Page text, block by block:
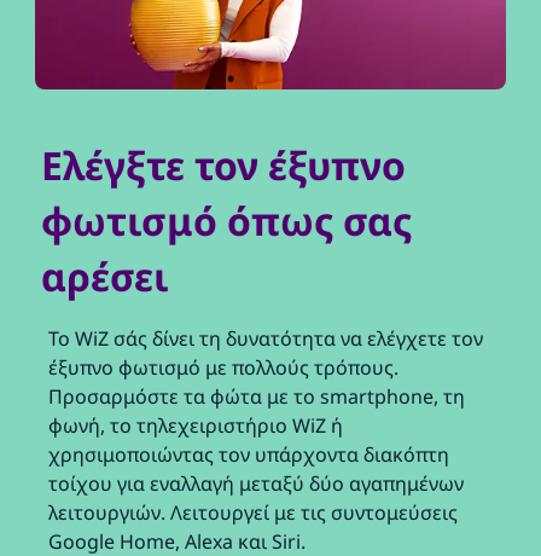
Ελέγξτε τον έξυπνο
φωτισμό όπως σας
αρέσει
Το WiZ σάς δίνει τη δυνατότητα να ελέγχετε τον
έξυπνο φωτισμό με πολλούς τρόπους.
Προσαρμόστε τα φώτα με το smartphone, τη
φωνή, το τηλεχειριστήριο WiZ ή
χρησιμοποιώντας τον υπάρχοντα διακόπτη
τοίχου για εναλλαγή μεταξύ δύο αγαπημένων
λειτουργιών. Λειτουργεί με τις συντομεύσεις
Google Home, Alexa και Siri.